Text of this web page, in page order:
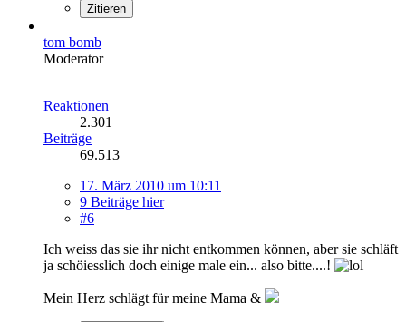
Zitieren
tom bomb
Moderator
Reaktionen
2.301
Beiträge
69.513
17. März 2010 um 10:11
9 Beiträge hier
#6
Ich weiss das sie ihr nicht entkommen können, aber sie schläft
ja schöiesslich doch einige male ein... also bitte....!
Mein Herz schlägt für meine Mama &